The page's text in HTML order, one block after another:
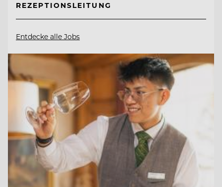
REZEPTIONSLEITUNG
Entdecke alle Jobs